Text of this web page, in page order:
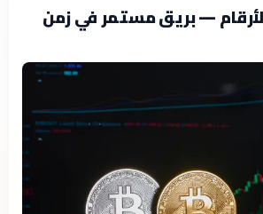
— بريق مستمر في زمن